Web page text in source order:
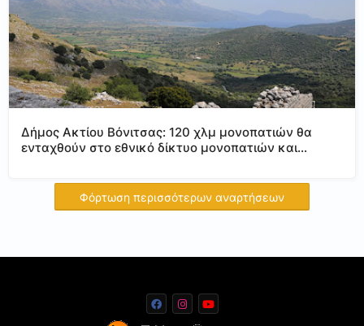
Δήμος Ακτίου Βόνιτσας: 120 χλμ μονοπατιών θα
ενταχθούν στο εθνικό δίκτυο μονοπατιών και
Φόρτωση περισσότερων αναρτήσεων